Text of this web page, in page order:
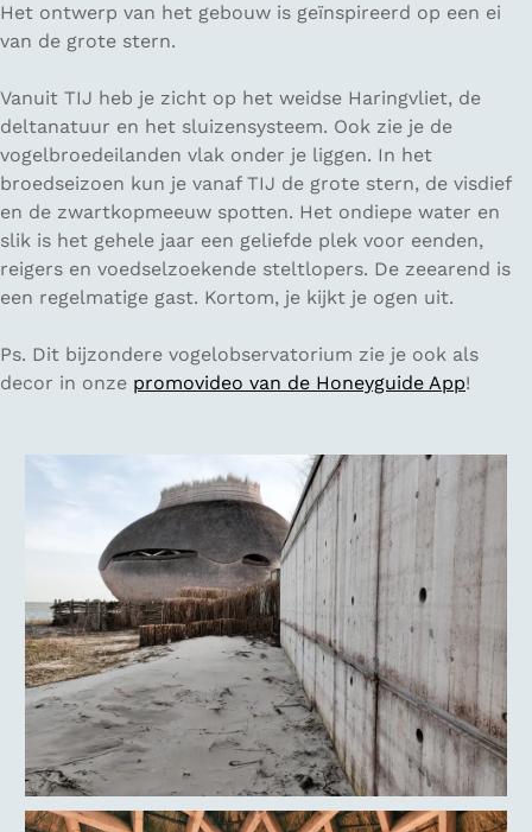
Het ontwerp van het gebouw is geïnspireerd op een ei
van de grote stern.
Vanuit TIJ heb je zicht op het weidse Haringvliet, de
deltanatuur en het sluizensysteem. Ook zie je de
vogelbroedeilanden vlak onder je liggen. In het
broedseizoen kun je vanaf TIJ de grote stern, de visdief
en de zwartkopmeeuw spotten. Het ondiepe water en
slik is het gehele jaar een geliefde plek voor eenden,
reigers en voedselzoekende steltlopers. De zeearend is
een regelmatige gast. Kortom, je kijkt je ogen uit.
Ps. Dit bijzondere vogelobservatorium zie je ook als
decor in onze promovideo van de Honeyguide App!